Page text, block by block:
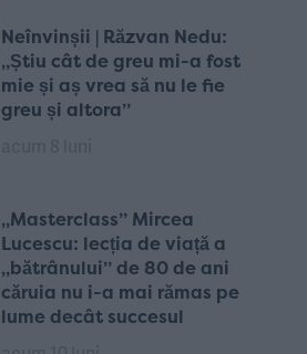
Neînvinșii | Răzvan Nedu:
„Știu cât de greu mi-a fost
mie și aș vrea să nu le fie
greu și altora”
„Masterclass” Mircea
Lucescu: lecția de viață a
„bătrânului” de 80 de ani
căruia nu i-a mai rămas pe
lume decât succesul